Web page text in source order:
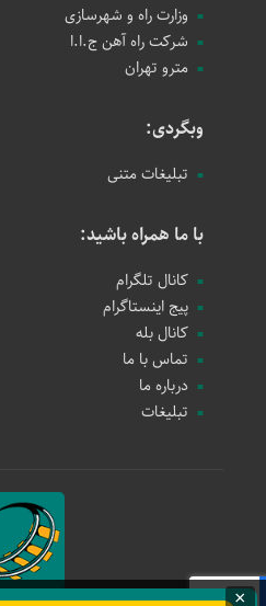
وزارت راه و شهرسازی
شرکت راه آهن ج.ا.ا
مترو تهران
وبگردی:
تبلیغات متنی
با ما همراه باشید:
کانال تلگرام
پیج اینستاگرام
کانال بله
تماس با ما
درباره ما
تبلیغات
×